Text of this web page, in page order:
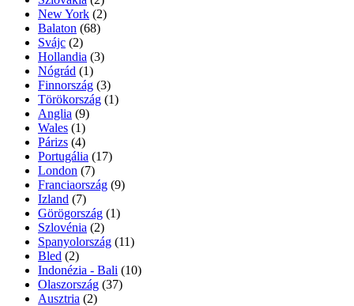
New York (2)
Balaton (68)
Svájc (2)
Hollandia (3)
Nógrád (1)
Finnország (3)
Törökország (1)
Anglia (9)
Wales (1)
Párizs (4)
Portugália (17)
London (7)
Franciaország (9)
Izland (7)
Görögország (1)
Szlovénia (2)
Spanyolország (11)
Bled (2)
Indonézia - Bali (10)
Olaszország (37)
Ausztria (2)